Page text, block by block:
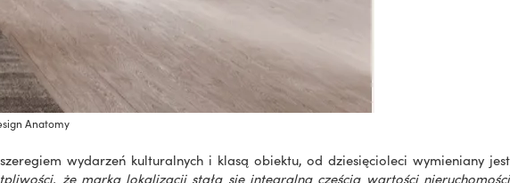
Anatomy
wydarzeń kulturalnych i klasą obiektu, od dziesięcioleci wymieniany jest
że marka lokalizacji stała się integralną częścią wartości nieruchomości